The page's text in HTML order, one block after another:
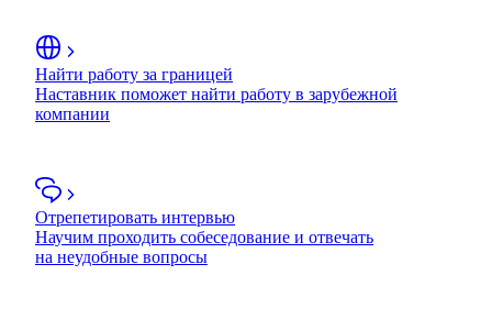
Найти работу за границей
Наставник поможет найти работу в зарубежной
компании
Отрепетировать интервью
Научим проходить собеседование и отвечать
на неудобные вопросы